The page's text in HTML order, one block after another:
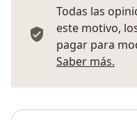
Todas las
este motivo,
pagar para
Saber más.